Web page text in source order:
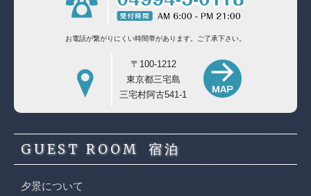
お電話が繋がりにくい時間帯があります。 ご了承下さい。
〒100-1212
東京都三宅島
三宅村阿古541-1
GUEST ROOM 宿泊
夕景について